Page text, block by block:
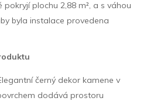
plochu 2,88 m², a s váhou
byla instalace provedena
černý dekor kamene v
dodává prostoru